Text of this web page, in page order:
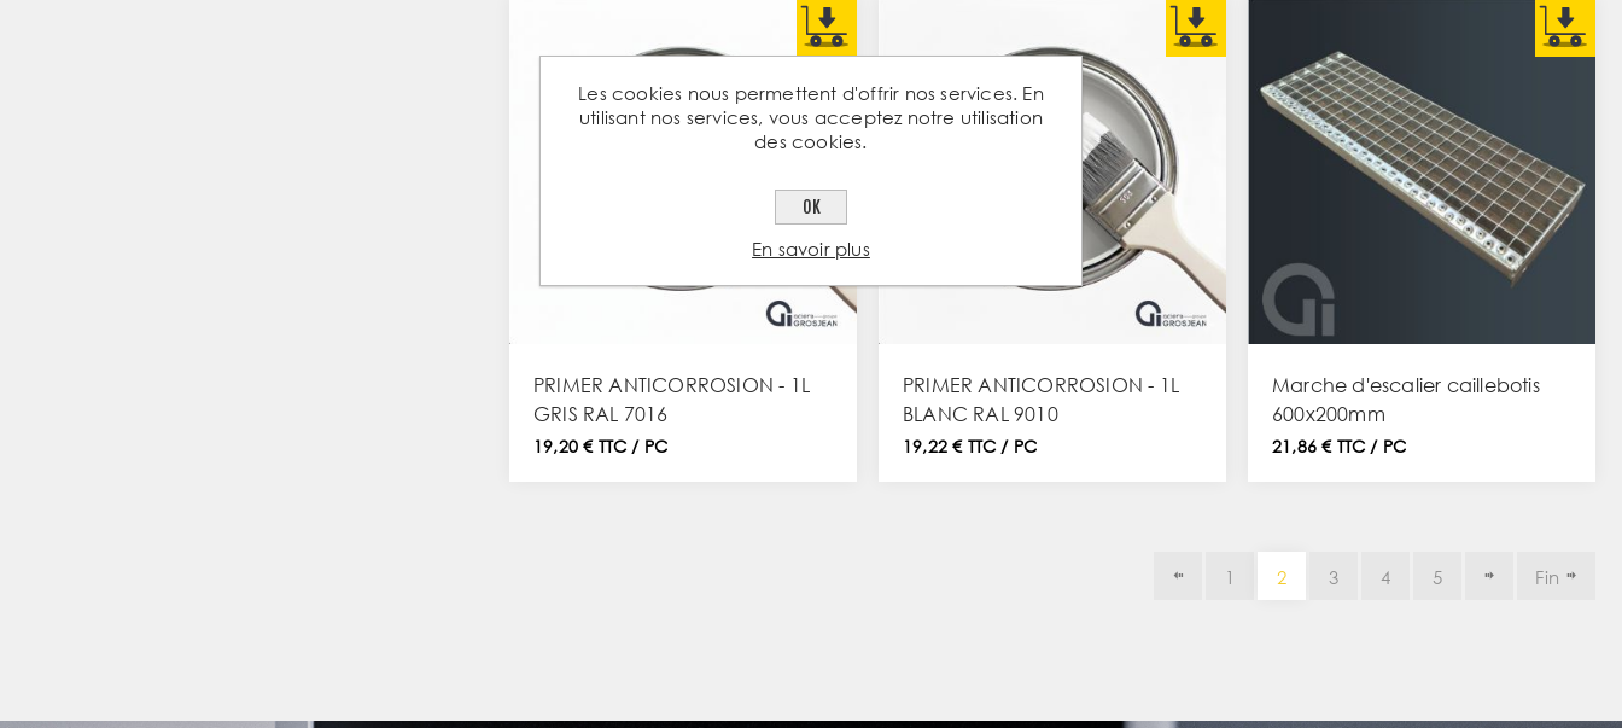
PRIMER ANTICORROSION - 1L
GRIS RAL 7016
19,20 € TTC / PC
PRIMER ANTICORROSION - 1L
BLANC RAL 9010
19,22 € TTC / PC
Marche d'escalier caillebotis
600x200mm
21,86 € TTC / PC
1 2 3 4 5 Fin
Les cookies nous permettent d'offrir nos services. En
utilisant nos services, vous acceptez notre utilisation
des cookies.
OK
En savoir plus